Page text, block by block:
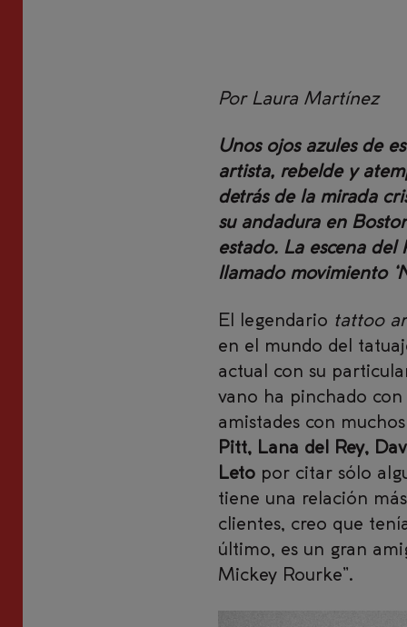
Por Laura Martínez
Unos ojos azules de
artista, rebelde y
detrás de la mirada
su andadura en
estado. La escena
llamado movimiento
El legendario tattoo
en el mundo del
actual con su
vano ha pinchado
amistades con
Pitt, Lana del Rey,
Leto por citar sólo
tiene una relación
clientes, creo que
último, es un gran
Mickey Rourke”.